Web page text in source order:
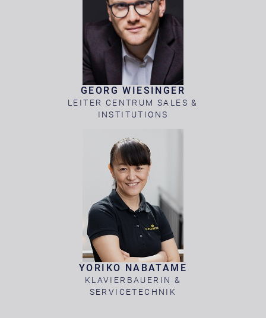
GEORG WIESINGER
LEITER CENTRUM SALES &
INSTITUTIONS
YORIKO NABATAME
KLAVIERBAUERIN &
SERVICETECHNIK